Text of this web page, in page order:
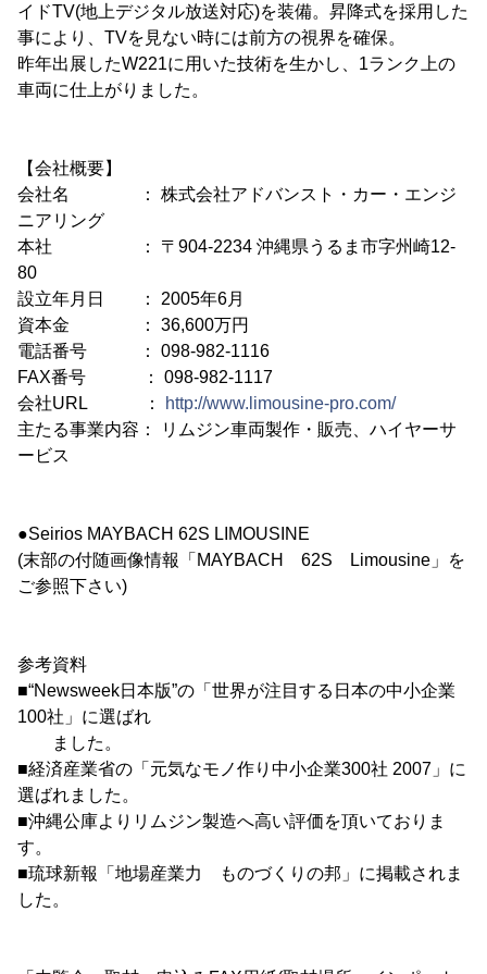
イドTV(地上デジタル放送対応)を装備。昇降式を採用した
事により、TVを見ない時には前方の視界を確保。
昨年出展したW221に用いた技術を生かし、1ランク上の
車両に仕上がりました。
【会社概要】
会社名 ： 株式会社アドバンスト・カー・エンジ
ニアリング
本社 ： 〒904-2234 沖縄県うるま市字州崎12-
80
設立年月日 ： 2005年6月
資本金 ： 36,600万円
電話番号 ： 098-982-1116
FAX番号 ： 098-982-1117
会社URL ：
http://www.limousine-pro.com/
主たる事業内容： リムジン車両製作・販売、ハイヤーサ
ービス
●Seirios MAYBACH 62S LIMOUSINE
(末部の付随画像情報「MAYBACH 62S Limousine」を
ご参照下さい)
参考資料
■“Newsweek日本版”の「世界が注目する日本の中小企業
100社」に選ばれ
ました。
■経済産業省の「元気なモノ作り中小企業300社 2007」に
選ばれました。
■沖縄公庫よりリムジン製造へ高い評価を頂いておりま
す。
■琉球新報「地場産業力 ものづくりの邦」に掲載されま
した。